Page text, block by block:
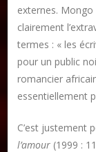
externes.
clairement
termes : « les
pour un public
romancier
essentiellement
C’est justement
l’amour (1999 :